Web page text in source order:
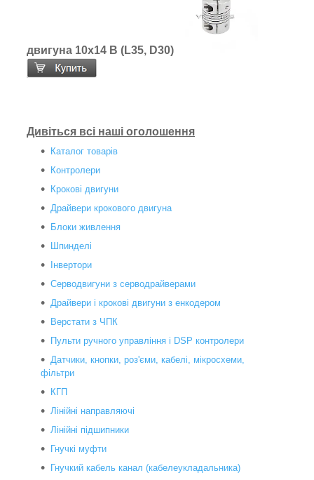
двигуна 10х14 В (L35, D30)
Дивіться всі наші оголошення
Каталог товарів
Контролери
Крокові двигуни
Драйвери крокового двигуна
Блоки живлення
Шпинделі
Інвертори
Серводвигуни з серводрайверами
Драйвери і крокові двигуни з енкодером
Верстати з ЧПК
Пульти ручного управління і DSP контролери
Датчики, кнопки, роз'єми, кабелі, мікросхеми,
фільтри
КГП
Лінійні направляючі
Лінійні підшипники
Гнучкі муфти
Гнучкий кабель канал (кабелеукладальника)